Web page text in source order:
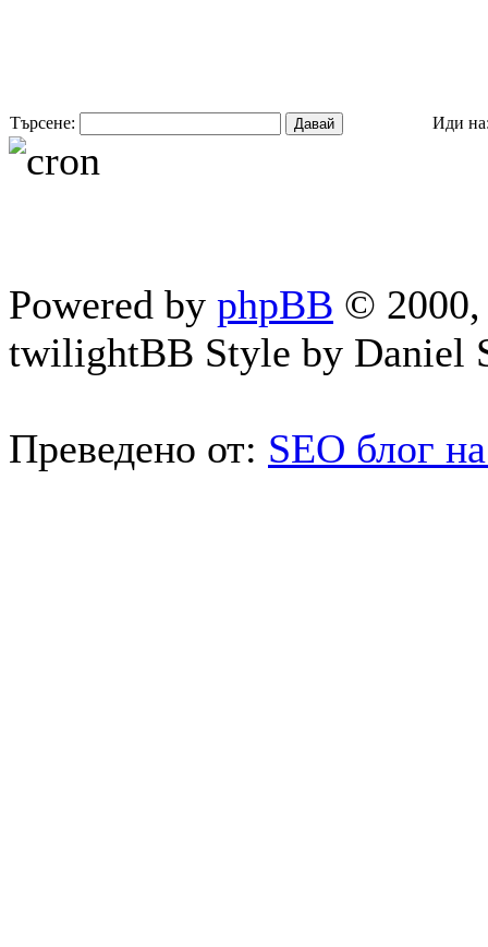
Търсене: Иди
Powered by phpBB © 2000,
twilightBB Style by Daniel
Преведено от: SEO блог